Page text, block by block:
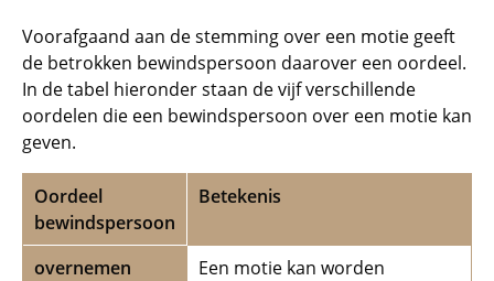
Voorafgaand aan de stemming over een motie geeft
de betrokken bewindspersoon daarover een oordeel.
In de tabel hieronder staan de vijf verschillende
oordelen die een bewindspersoon over een motie kan
geven.
Oordeel
bewindspersoon
Betekenis
overnemen
Een motie kan worden